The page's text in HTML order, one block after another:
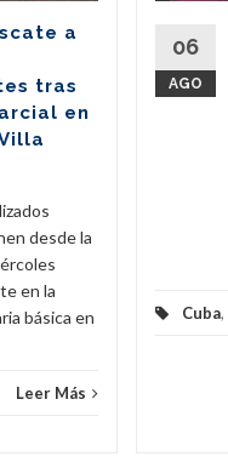
a
tras
en
desde la
en la
básica en
Leer Más
06
AGO
Cuba,